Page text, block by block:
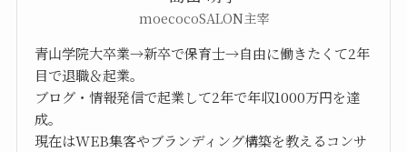
moecocoSALON主宰
青山学院大卒業→新卒で保育士→自由に働きたくて2年
目で退職＆起業。
ブログ・情報発信で起業して2年で年収1000万円を達
成。
現在はWEB集客やブランディング構築を教えるコンサ